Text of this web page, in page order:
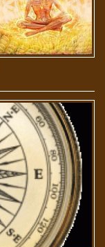
ΔΙΑΦΟΡΕΤΙΚΕΣ